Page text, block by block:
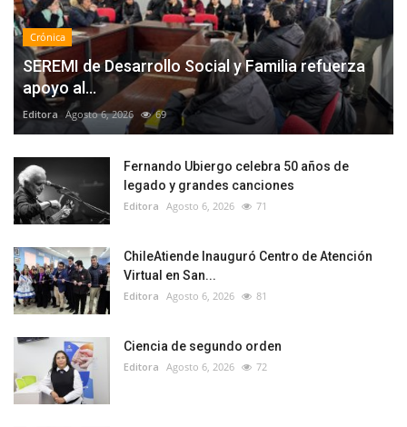
Crónica
SEREMI de Desarrollo Social y Familia refuerza
apoyo al...
Editora Agosto 6, 2026 69
Fernando Ubiergo celebra 50 años de
legado y grandes canciones
Editora Agosto 6, 2026 71
ChileAtiende Inauguró Centro de Atención
Virtual en San...
Editora Agosto 6, 2026 81
Ciencia de segundo orden
Editora Agosto 6, 2026 72